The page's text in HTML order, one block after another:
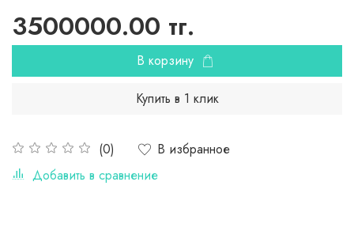
(0)
В избранное
Добавить в сравнение
3500000.00 тг.
В корзину
Купить в 1 клик